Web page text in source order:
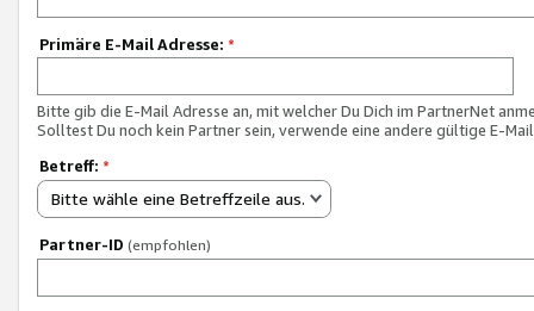
Primäre E-Mail Adresse: *
Bitte gib die E-Mail Adresse an, mit welcher Du Dich im PartnerNet
Solltest Du noch kein Partner sein, verwende eine andere gültige E-
Betreff: *
Bitte wähle eine Betreffzeile aus.
Partner-ID (empfohlen)